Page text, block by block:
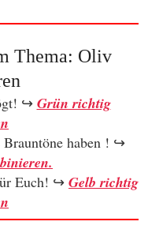
Thema: Oliv
↪ Grün richtig
haben ! ↪
Euch! ↪ Gelb richtig